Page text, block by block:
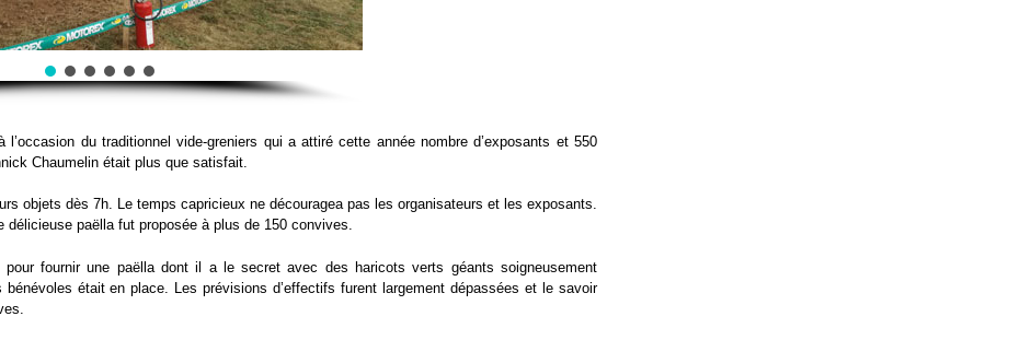
du traditionnel vide-greniers qui a attiré cette année nombre d’exposants et 550
Chaumelin était plus que satisfait.
objets dès 7h. Le temps capricieux ne découragea pas les organisateurs et les exposants.
délicieuse paëlla fut proposée à plus de 150 convives.
fournir une paëlla dont il a le secret avec des haricots verts géants soigneusement
était en place. Les prévisions d’effectifs furent largement dépassées et le savoir